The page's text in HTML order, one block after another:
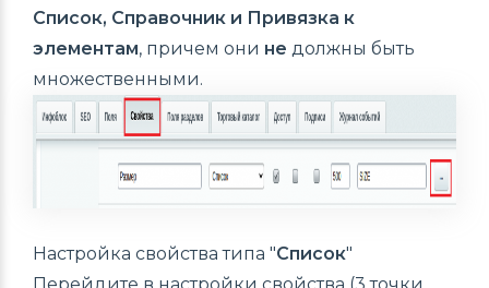
Список, Справочник и Привязка к
элементам, причем они не должны быть
множественными.
Настройка свойства типа "Список"